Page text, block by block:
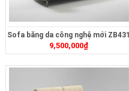
Sofa băng da công nghệ mới ZB431
9,500,000₫